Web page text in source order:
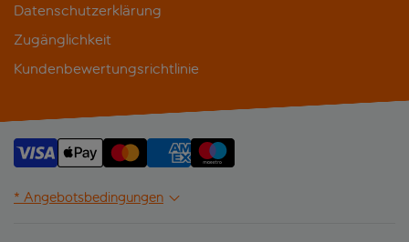
Datenschutzerklärung
Zugänglichkeit
Kundenbewertungsrichtlinie
* Angebotsbedingungen